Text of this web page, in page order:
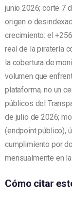
junio 2026; corte 7
origen o
crecimiento: el
real de la piratería
la cobertura de
volumen que
plataforma, no un
públicos del
de julio de 2026;
(endpoint público),
cumplimiento por
mensualmente en la
Cómo citar